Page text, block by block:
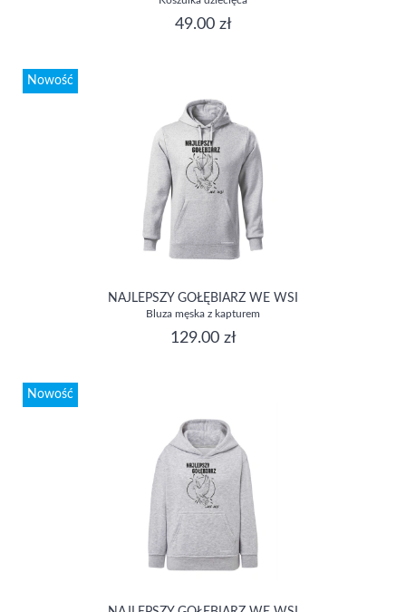
49.00 zł
Nowość
NAJLEPSZY GOŁĘBIARZ WE WSI
Bluza męska z kapturem
129.00 zł
Nowość